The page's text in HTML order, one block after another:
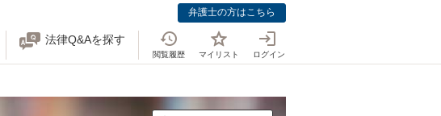
弁護士の方はこちら
法律Q&Aを探す
閲覧履歴 マイリスト ログイン